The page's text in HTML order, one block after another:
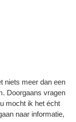
niets meer dan een
Doorgaans vragen
mocht ik het écht
naar informatie,